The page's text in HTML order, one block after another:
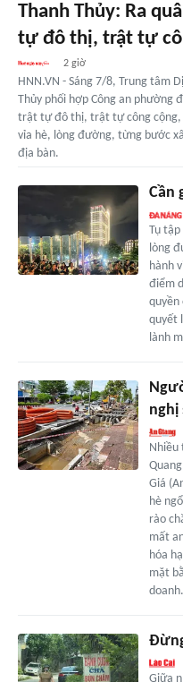
Thanh Thủy: Ra
tự đô thị, trật tự
2 giờ
HNN.VN - Sáng 7/8, Trung tâm
Thủy phối hợp Công an phường
trật tự đô thị, trật tự công cộng,
vỉa hè, lòng đường, từng bước
địa bàn.
Cần
Tụ
lòng
hành
điểm
quyền
quyết
lành
nghị
Nhiều
Giá
hè
rào
mất
hóa
mặt
doanh.
Giữa